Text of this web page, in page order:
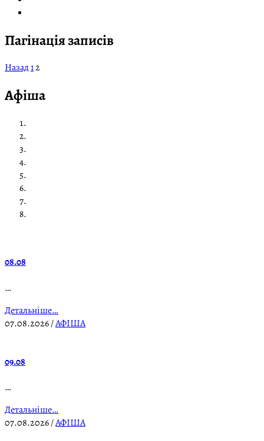
Пагінація записів
Назад12
Афіша
08.08
…
Детальніше…
07.08.2026/АФІША
09.08
…
Детальніше…
07.08.2026/АФІША